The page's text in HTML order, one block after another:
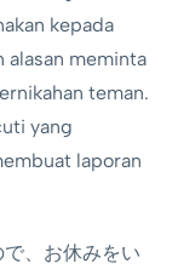
kepada
alasan meminta
teman.
yang
laporan
、お休みをい